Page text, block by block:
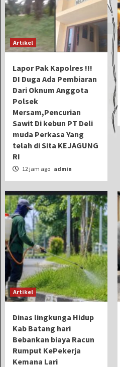
Artikel
Lapor Pak Kapolres !!!
DI Duga Ada Pembiaran
Dari Oknum Anggota
Polsek
Mersam,Pencurian
Sawit Di kebun PT Deli
muda Perkasa Yang
telah di Sita KEJAGUNG
RI
12 jam ago admin
Artikel
Dinas lingkunga Hidup
Kab Batang hari
Bebankan biaya Racun
Rumput KePekerja
Kemana Lari